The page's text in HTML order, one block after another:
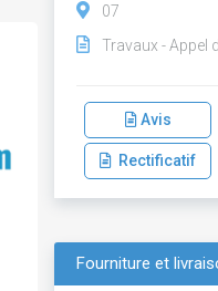
07
Travaux - Appel
Avis
Rectificatif
Fourniture et